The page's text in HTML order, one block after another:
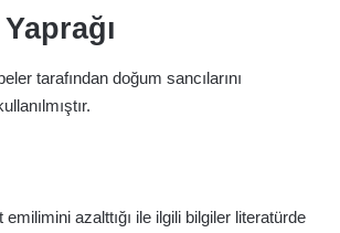
tarafından doğum sancılarını
azalttığı ile ilgili bilgiler literatürde